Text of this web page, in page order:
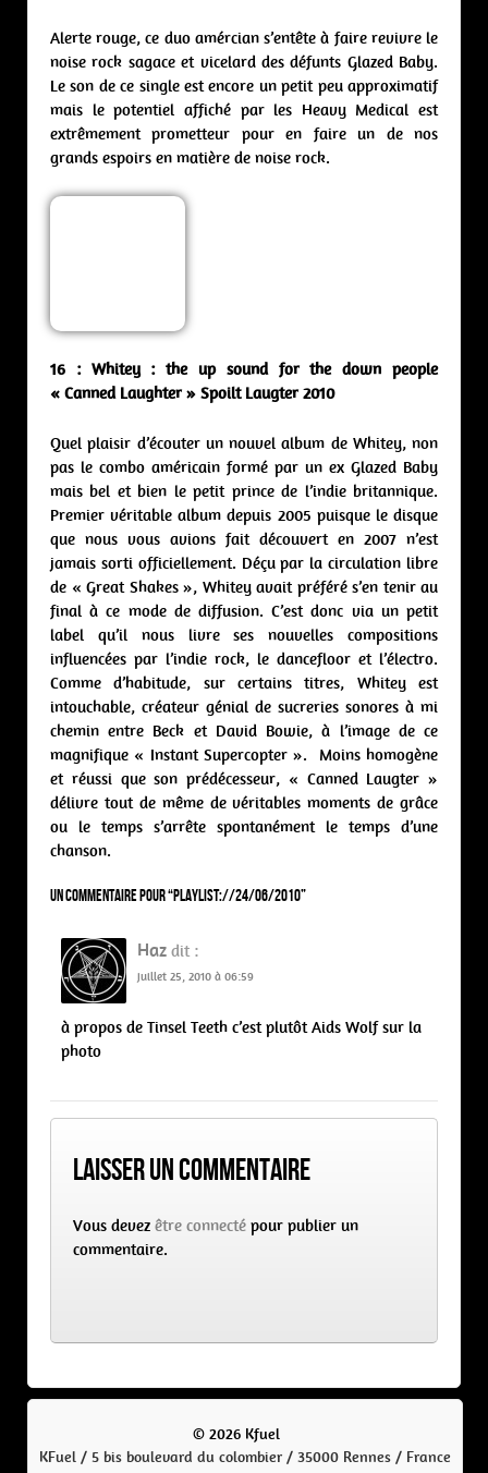
Alerte rouge, ce duo amércian s’entête à faire revivre le
noise rock sagace et vicelard des défunts Glazed Baby.
Le son de ce single est encore un petit peu approximatif
mais le potentiel affiché par les Heavy Medical est
extrêmement prometteur pour en faire un de nos
grands espoirs en matière de noise rock.
16 : Whitey : the up sound for the down people
« Canned Laughter » Spoilt Laugter 2010
Quel plaisir d’écouter un nouvel album de Whitey, non
pas le combo américain formé par un ex Glazed Baby
mais bel et bien le petit prince de l’indie britannique.
Premier véritable album depuis 2005 puisque le disque
que nous vous avions fait découvert en 2007 n’est
jamais sorti officiellement. Déçu par la circulation libre
de « Great Shakes », Whitey avait préféré s’en tenir au
final à ce mode de diffusion. C’est donc via un petit
label qu’il nous livre ses nouvelles compositions
influencées par l’indie rock, le dancefloor et l’électro.
Comme d’habitude, sur certains titres, Whitey est
intouchable, créateur génial de sucreries sonores à mi
chemin entre Beck et David Bowie, à l’image de ce
magnifique « Instant Supercopter ». Moins homogène
et réussi que son prédécesseur, « Canned Laugter »
délivre tout de même de véritables moments de grâce
ou le temps s’arrête spontanément le temps d’une
chanson.
Un commentaire pour “PLAYLIST://24/06/2010”
Haz dit :
juillet 25, 2010 à 06:59
à propos de Tinsel Teeth c’est plutôt Aids Wolf sur la
photo
Laisser un commentaire
Vous devez être connecté pour publier un
commentaire.
© 2026 Kfuel
KFuel / 5 bis boulevard du colombier / 35000 Rennes / France